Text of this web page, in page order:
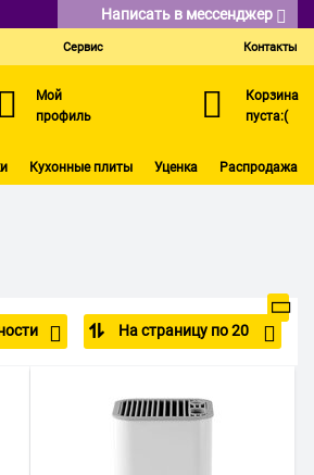
Написать в мессенджер
Сервис Контакты
Мой
профиль
Корзина
пуста:(
Кухонные плиты Уценка Распродажа
На страницу по 20